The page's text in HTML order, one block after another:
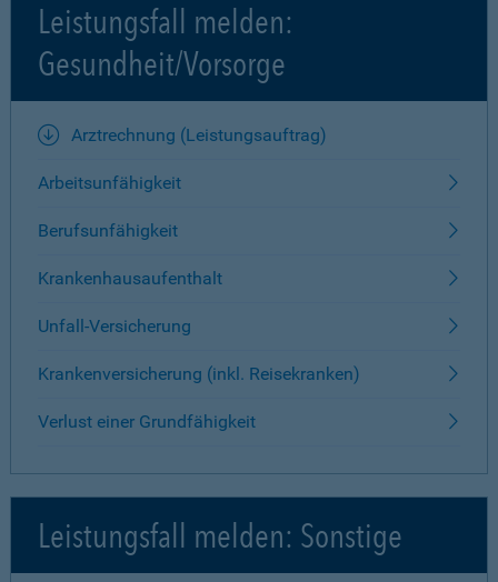
Leistungsfall melden:
Gesundheit/Vorsorge
Arztrechnung (Leistungsauftrag)
Arbeitsunfähigkeit
Berufsunfähigkeit
Krankenhausaufenthalt
Unfall-Versicherung
Krankenversicherung (inkl. Reisekranken)
Verlust einer Grundfähigkeit
Leistungsfall melden: Sonstige